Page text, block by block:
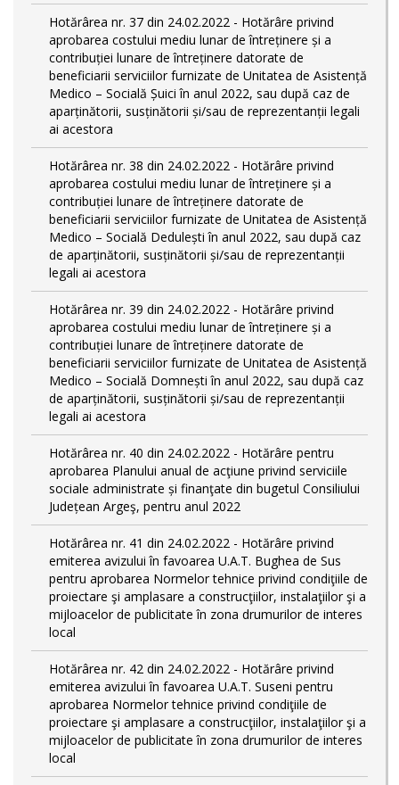
Hotărârea nr. 37 din 24.02.2022 - Hotărâre privind
aprobarea costului mediu lunar de întreținere și a
contribuției lunare de întreținere datorate de
beneficiarii serviciilor furnizate de Unitatea de Asistență
Medico – Socială Șuici în anul 2022, sau după caz de
aparținătorii, susținătorii și/sau de reprezentanții legali
ai acestora
Hotărârea nr. 38 din 24.02.2022 - Hotărâre privind
aprobarea costului mediu lunar de întreținere și a
contribuției lunare de întreținere datorate de
beneficiarii serviciilor furnizate de Unitatea de Asistență
Medico – Socială Dedulești în anul 2022, sau după caz
de aparținătorii, susținătorii și/sau de reprezentanții
legali ai acestora
Hotărârea nr. 39 din 24.02.2022 - Hotărâre privind
aprobarea costului mediu lunar de întreținere și a
contribuției lunare de întreținere datorate de
beneficiarii serviciilor furnizate de Unitatea de Asistență
Medico – Socială Domnești în anul 2022, sau după caz
de aparținătorii, susținătorii și/sau de reprezentanții
legali ai acestora
Hotărârea nr. 40 din 24.02.2022 - Hotărâre pentru
aprobarea Planului anual de acţiune privind serviciile
sociale administrate și finanţate din bugetul Consiliului
Județean Argeş, pentru anul 2022
Hotărârea nr. 41 din 24.02.2022 - Hotărâre privind
emiterea avizului în favoarea U.A.T. Bughea de Sus
pentru aprobarea Normelor tehnice privind condiţiile de
proiectare şi amplasare a construcţiilor, instalaţiilor şi a
mijloacelor de publicitate în zona drumurilor de interes
local
Hotărârea nr. 42 din 24.02.2022 - Hotărâre privind
emiterea avizului în favoarea U.A.T. Suseni pentru
aprobarea Normelor tehnice privind condiţiile de
proiectare şi amplasare a construcţiilor, instalaţiilor şi a
mijloacelor de publicitate în zona drumurilor de interes
local